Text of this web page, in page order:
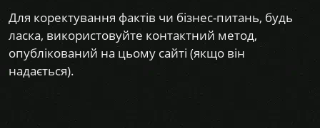
Для коректування фактів чи бізнес-питань, будь
ласка, використовуйте контактний метод,
опублікований на цьому сайті (якщо він
надається).